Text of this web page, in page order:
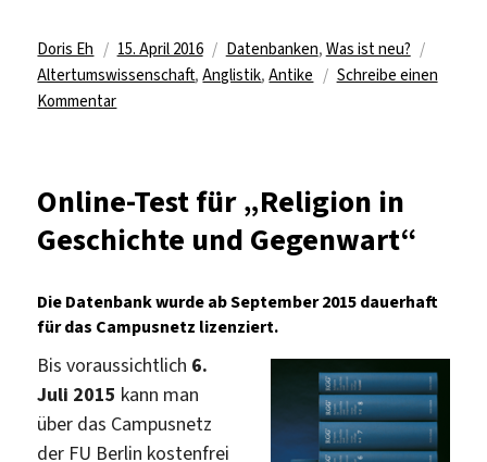
Autor
Doris Eh
Veröffentlicht
am
15. April 2016 Kategorien
Datenbanken, Was ist neu?
Altertumswissenschaft,Anglistik,Antike
Schreibe einen
Kommentarzu
in
der
Digitalen
Perseus
Digital
Library
Online-Test für „Religion in
Geschichte und Gegenwart“
Die Datenbank wurde ab September 2015 dauerhaft
für das Campusnetz lizenziert.
Bis voraussichtlich 6.
Juli 2015 kann man
über das Campusnetz
der FU Berlin kostenfrei